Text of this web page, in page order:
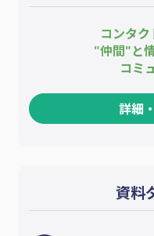
コンタ
"仲間"と
コミ
詳細
資料